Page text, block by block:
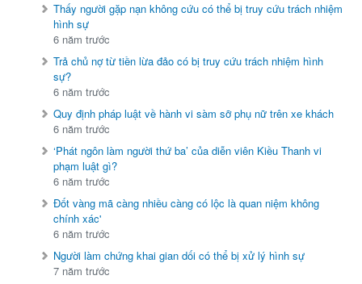
Thấy người gặp nạn không cứu có thể bị truy cứu trách nhiệm
hình sự
6 năm trước
Trả chủ nợ từ tiền lừa đảo có bị truy cứu trách nhiệm hình
sự?
6 năm trước
Quy định pháp luật về hành vi sàm sỡ phụ nữ trên xe khách
6 năm trước
‘Phát ngôn làm người thứ ba’ của diễn viên Kiều Thanh vi
phạm luật gì?
6 năm trước
Đốt vàng mã càng nhiều càng có lộc là quan niệm không
chính xác'
6 năm trước
Người làm chứng khai gian dối có thể bị xử lý hình sự
7 năm trước